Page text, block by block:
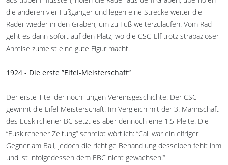
die anderen vier Fußgänger und legen eine Strecke weiter die
Räder wieder in den Graben, um zu Fuß weiterzulaufen. Vom Rad
geht es dann sofort auf den Platz, wo die CSC-Elf trotz strapaziöser
Anreise zumeist eine gute Figur macht.
1924 - Die erste ”Eifel-Meisterschaft“
Der erste Titel der noch jungen Vereinsgeschichte: Der CSC
gewinnt die Eifel-Meisterschaft. Im Vergleich mit der 3. Mannschaft
des Euskirchener BC setzt es aber dennoch eine 1:5-Pleite. Die
”Euskirchener Zeitung“ schreibt wörtlich: ”Call war ein eifriger
Gegner am Ball, jedoch die richtige Behandlung desselben fehlt ihm
und ist infolgedessen dem EBC nicht gewachsen!“